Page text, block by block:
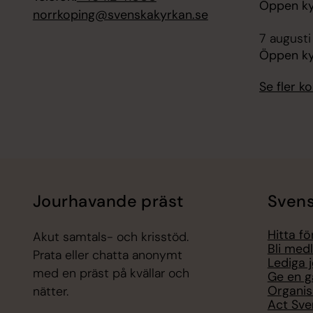
norrkoping@svenskakyrkan.se
Öppen
7 augusti
Öppen
Se fler
Jourhavande präst
Akut samtals- och krisstöd.
Prata eller chatta anonymt
med en präst på kvällar och
nätter.
Hitta
Bli
Lediga
Ge en
Act